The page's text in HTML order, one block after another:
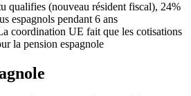
qualifies (nouveau résident fiscal), 24%
espagnols pendant 6 ans
coordination UE fait que les cotisations
la pension espagnole